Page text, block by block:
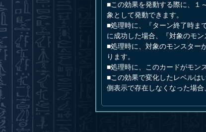
■この効果を発動する際に、１
象として発動できます。
■処理時に、『ターン終了時ま
に成功した場合、『対象のモ
■処理時に、対象のモンスター
ります。
■処理時に、このカードがモン
■この効果で変化したレベルは
側表示で存在しなくなった場合